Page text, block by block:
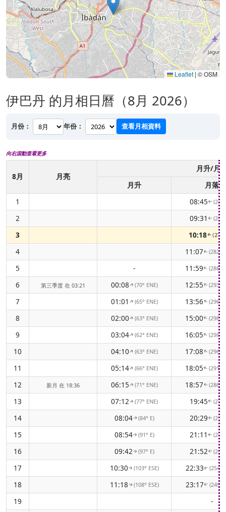
Leaflet | © OSM
伊巴丹 的月相日曆（8月 2026）
月份： 年份： 查看月相資料
向右滾動查看更多
8月 月亮
月升/月
月升
月落
1
08:45↑
2 09:31 ↑
3 10:18↑
4 11:07↑(282°
5 - 11:59↑(288°
6 第三季度 在 03:21 00:08↑(70° ENE) 12:55↑(293°
7 01:01 ↑(65° ENE) 13:56↑(296°
8 02:00↑(63° ENE) 15:00↑(298°
9 03:04↑(62° ENE) 16:05↑(298°
10 04:10↑(63° ENE) 17:08↑(296°
11 05:14↑(66° ENE) 18:05↑(291°
12 新月 在 18:36 06:15↑(71° ENE) 18:57↑(286°
13 07:12↑(77° ENE) 19:45↑
14 08:04↑(84° E) 20:29↑
15 08:54↑ (91° E) 21:11 ↑
16 09:42↑ (97° E) 21:52↑
17 10:30↑(103° ESE) 22:33↑(254°
18 11:18↑(108° ESE) 23:17↑(249°
19
-